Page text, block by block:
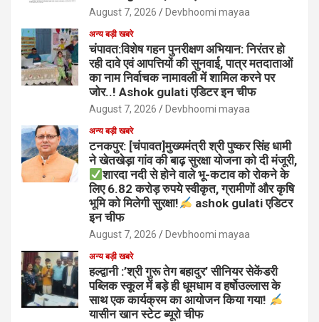
August 7, 2026 Devbhoomi mayaa
अन्य बड़ी खबरे
चंपावत:विशेष गहन पुनरीक्षण अभियान: निरंतर हो
रही दावे एवं आपत्तियों की सुनवाई, पात्र मतदाताओं
का नाम निर्वाचक नामावली में शामिल करने पर
जोर..! Ashok gulati एडिटर इन चीफ
August 7, 2026 Devbhoomi mayaa
अन्य बड़ी खबरे
टनकपुर: [चंपावत]मुख्यमंत्री श्री पुष्कर सिंह धामी
ने खेतखेड़ा गांव की बाढ़ सुरक्षा योजना को दी मंजूरी,
शारदा नदी से होने वाले भू-कटाव को रोकने के
लिए 6.82 करोड़ रुपये स्वीकृत, ग्रामीणों और कृषि
भूमि को मिलेगी सुरक्षा!
ashok gulati एडिटर
इन चीफ
August 7, 2026 Devbhoomi mayaa
अन्य बड़ी खबरे
हल्द्वानी :’श्री गुरू तेग बहादुर’ सीनियर सेकेंडरी
पब्लिक स्कूल में बड़े ही धूमधाम व हर्षोउल्लास के
साथ एक कार्यक्रम का आयोजन किया गया!
यासीन खान स्टेट ब्यूरो चीफ